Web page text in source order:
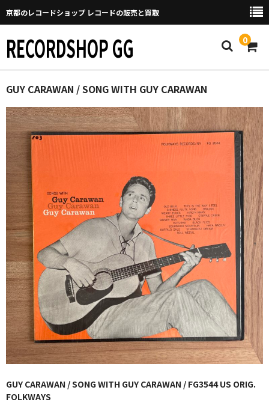
京都のレコードショップ レコードの販売と買取
RECORDSHOP GG 0
Home
マイページ
GGについて
買取について
取り置きなどについて
Categories
New Arrivals
新譜
GG RECORD （当店のレーベル）
全商品
JAZZ-US
BLUE NOTE
JAZZ-EU
GUY CARAWAN / SONG WITH GUY CARAWAN
GUY CARAWAN / SONG WITH GUY CARAWAN / FG3544 US ORIG.
FOLKWAYS